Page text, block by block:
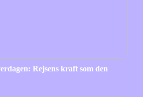
Rejsens kraft som den